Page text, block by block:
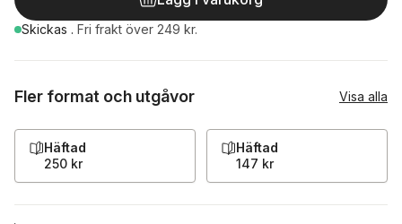
Skickas . Fri frakt över 249 kr.
Fler format och utgåvor Visa alla
Häftad
250 kr
Häftad
147 kr